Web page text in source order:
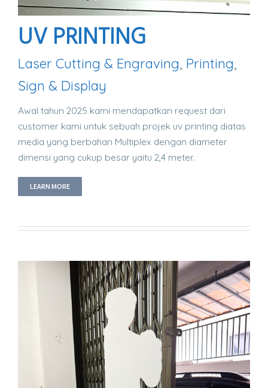
UV PRINTING
Laser Cutting & Engraving, Printing,
Sign & Display
Awal tahun 2025 kami mendapatkan request dari
customer kami untuk sebuah projek uv printing diatas
media yang berbahan Multiplex dengan diameter
dimensi yang cukup besar yaitu 2,4 meter.
LEARN MORE